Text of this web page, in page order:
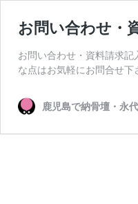
お問い合わせ・
お問い合わせ・資料請求
な点はお気軽にお問合せ
鹿児島で納骨壇・永